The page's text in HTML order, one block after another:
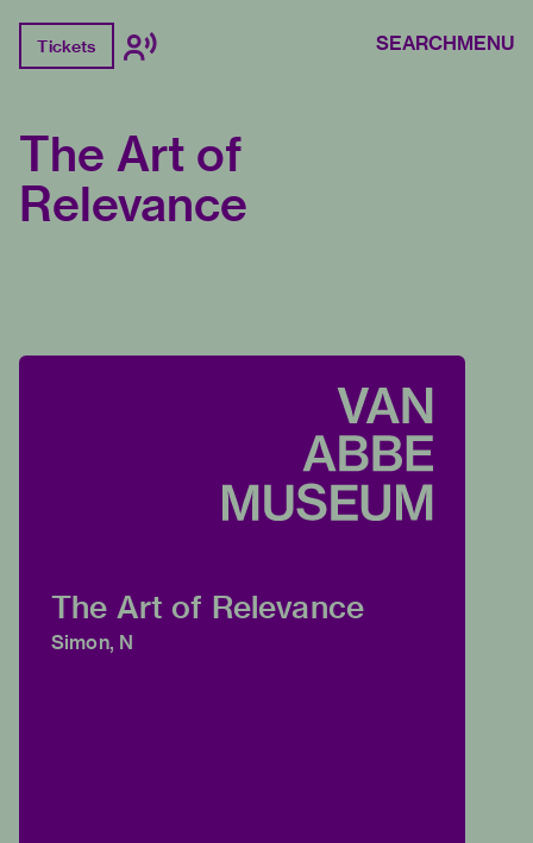
Tickets SEARCHMENU
The Art of
Relevance
The Art of Relevance
Simon, N